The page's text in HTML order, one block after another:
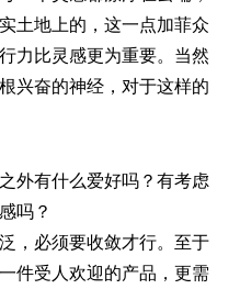
土地上的，这一点加菲众
力比灵感更为重要。当然
兴奋的神经，对于这样的
外有什么爱好吗？有考虑
吗？
，必须要收敛才行。至于
件受人欢迎的产品，更需